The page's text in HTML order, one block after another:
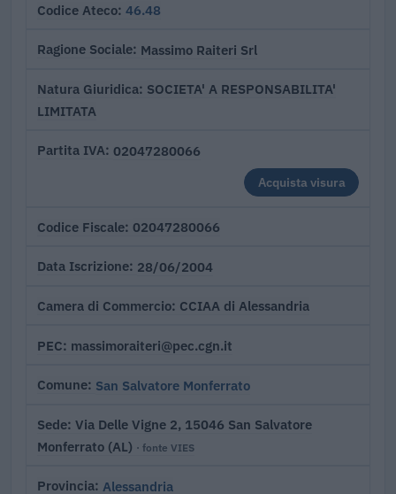
Codice Ateco 46.48
Ragione Sociale Massimo Raiteri Srl
Natura Giuridica SOCIETA' A RESPONSABILITA'
LIMITATA
Partita IVA 02047280066
Acquista visura
Codice Fiscale 02047280066
Data Iscrizione 28/06/2004
Camera di Commercio CCIAA di Alessandria
PEC massimoraiteri@pec.cgn.it
Comune San Salvatore Monferrato
Sede Via Delle Vigne 2, 15046 San Salvatore
Monferrato (AL) · fonte VIES
Provincia Alessandria